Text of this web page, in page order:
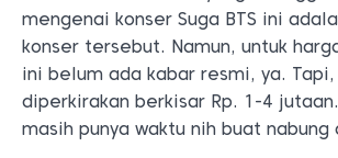
mengenai konser Suga BTS ini
konser tersebut. Namun, untuk
ini belum ada kabar resmi, ya.
diperkirakan berkisar Rp. 1-4
masih punya waktu nih buat nabung